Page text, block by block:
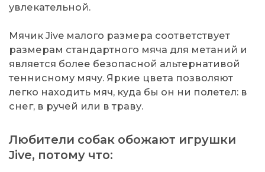
увлекательной.
Мячик Jive малого размера соответствует
размерам стандартного мяча для метаний и
является более безопасной альтернативой
теннисному мячу. Яркие цвета позволяют
легко находить мяч, куда бы он ни полетел: в
снег, в ручей или в траву.
Любители собак обожают игрушки
Jive, потому что: